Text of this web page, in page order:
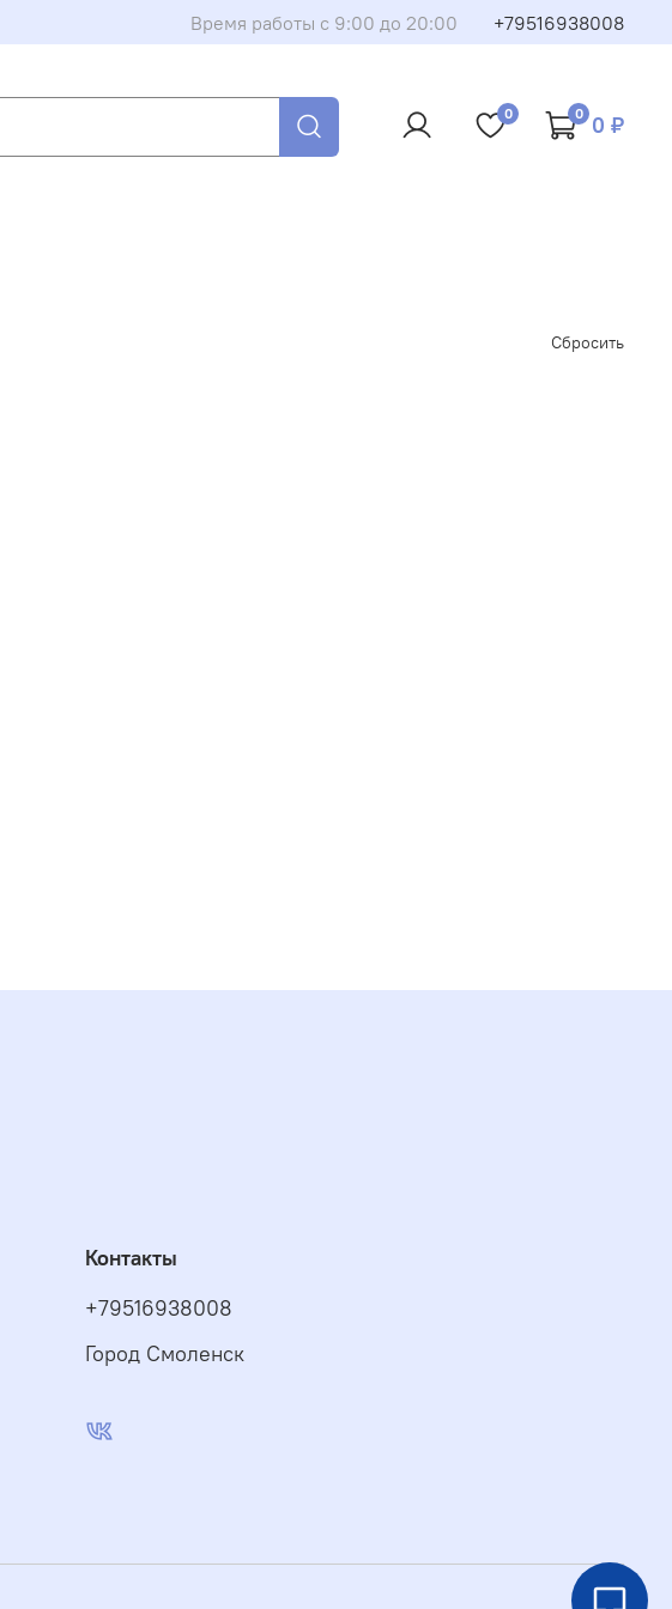
Время работы с 9:00 до 20:00 +79516938008
0 0 0 ₽
Сбросить
Контакты
+79516938008
Город Смоленск